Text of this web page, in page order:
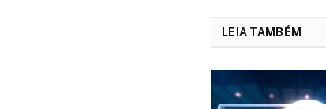
LEIA TAMBÉM